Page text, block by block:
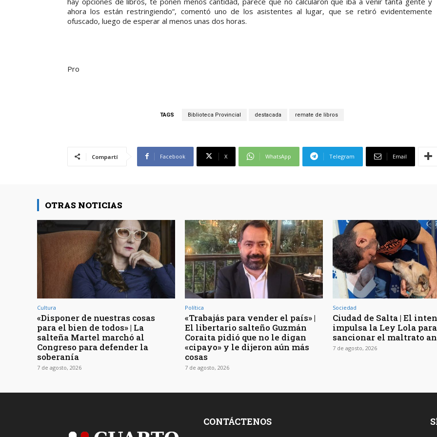
ahora los están restringiendo”, comentó uno de los asistentes al lugar, que se retiró evidentemente
ofuscado, luego de esperar al menos unas dos horas.
Pro
TAGS Biblioteca Provincial destacada remate de libros
Compartí Facebook X WhatsApp Telegram Email
OTRAS NOTICIAS
Cultura
«Disponer de nuestras cosas
para el bien de todos» | La
salteña Martel marchó al
Congreso para defender la
soberanía
7 de agosto, 2026
Política
«Trabajás para vender el país» |
El libertario salteño Guzmán
Coraita pidió que no le digan
«cipayo» y le dijeron aún más
cosas
7 de agosto, 2026
Sociedad
Ciudad de Salta | El
impulsa la Ley Lola para
sancionar el maltrato
7 de agosto, 2026
CONTÁCTENOS